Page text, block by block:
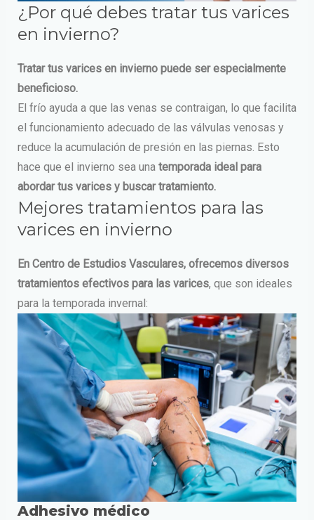
¿Por qué debes tratar tus varices
en invierno?
Tratar tus varices en invierno puede ser especialmente
beneficioso.
El frío ayuda a que las venas se contraigan, lo que facilita
el funcionamiento adecuado de las válvulas venosas y
reduce la acumulación de presión en las piernas. Esto
hace que el invierno sea una temporada ideal para
abordar tus varices y buscar tratamiento.
Mejores tratamientos para las
varices en invierno
En Centro de Estudios Vasculares, ofrecemos diversos
tratamientos efectivos para las varices, que son ideales
para la temporada invernal:
Adhesivo médico